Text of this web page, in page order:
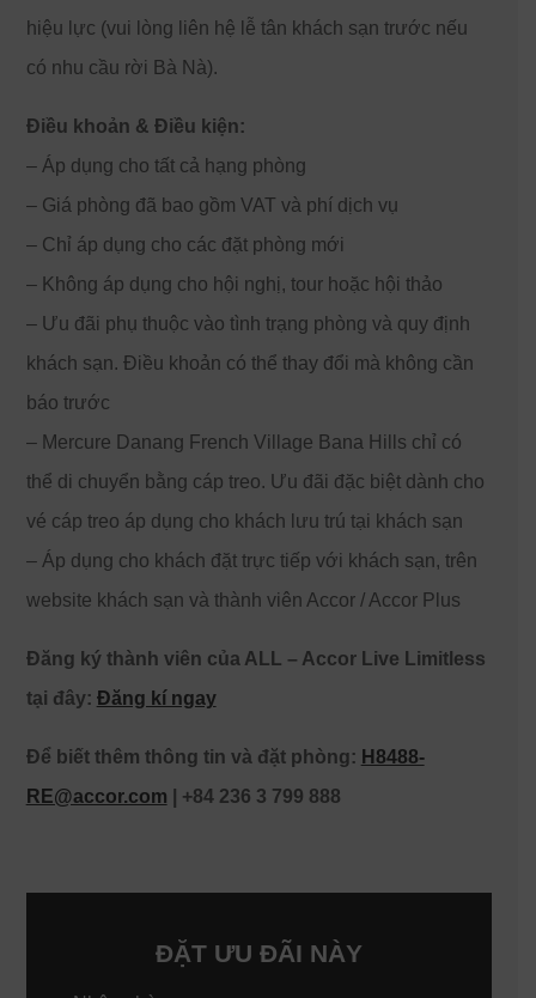
hiệu lực (vui lòng liên hệ lễ tân khách sạn trước nếu
có nhu cầu rời Bà Nà).
Điều khoản & Điều kiện:
– Áp dụng cho tất cả hạng phòng
– Giá phòng đã bao gồm VAT và phí dịch vụ
– Chỉ áp dụng cho các đặt phòng mới
– Không áp dụng cho hội nghị, tour hoặc hội thảo
– Ưu đãi phụ thuộc vào tình trạng phòng và quy định
khách sạn. Điều khoản có thể thay đổi mà không cần
báo trước
– Mercure Danang French Village Bana Hills chỉ có
thể di chuyển bằng cáp treo. Ưu đãi đặc biệt dành cho
vé cáp treo áp dụng cho khách lưu trú tại khách sạn
– Áp dụng cho khách đặt trực tiếp với khách sạn, trên
website khách sạn và thành viên Accor / Accor Plus
Đăng ký thành viên của ALL – Accor Live Limitless
tại đây: Đăng kí ngay
Để biết thêm thông tin và đặt phòng: H8488-
RE@accor.com | +84 236 3 799 888
ĐẶT ƯU ĐÃI NÀY